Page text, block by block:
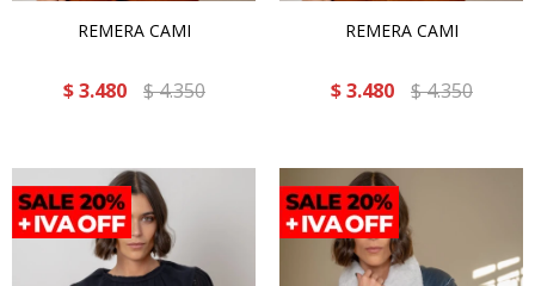
REMERA CAMI
$ 3.480 $4.350
REMERA CAMI
$ 3.480 $4.350